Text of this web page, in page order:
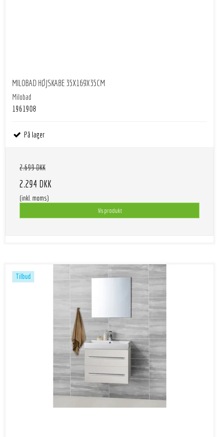
MILOBAD HØJSKABE 35X169X35CM
Milobad
1961908
På lager
2.699 DKK
2.294 DKK
(inkl. moms)
Vis produkt
Tilbud